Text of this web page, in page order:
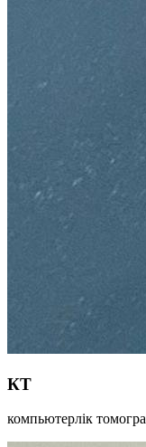
КТ
компьютерлік